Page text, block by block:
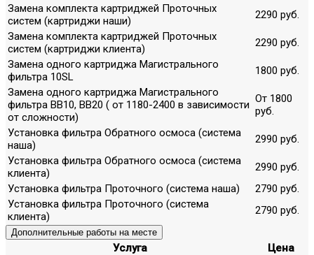
Замена комплекта картриджей Проточных
систем (картриджи наши)
2290 руб.
Замена комплекта картриджей Проточных
систем (картриджи клиента)
2290 руб.
Замена одного картриджа Магистрального
фильтра 10SL
1800 руб.
Замена одного картриджа Магистрального
фильтра ВВ10, ВВ20 ( от 1180-2400 в зависимости
от сложности)
От 1800
руб.
Установка фильтра Обратного осмоса (система
наша)
2990 руб.
Установка фильтра Обратного осмоса (система
клиента)
2990 руб.
Установка фильтра Проточного (система наша)
2790 руб.
Установка фильтра Проточного (система
клиента)
2790 руб.
Дополнительные работы на месте
Услуга
Цена